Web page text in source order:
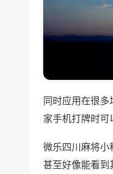
同时应用在很
家手机打牌时可
微乐四川麻将小
甚至好像能看到